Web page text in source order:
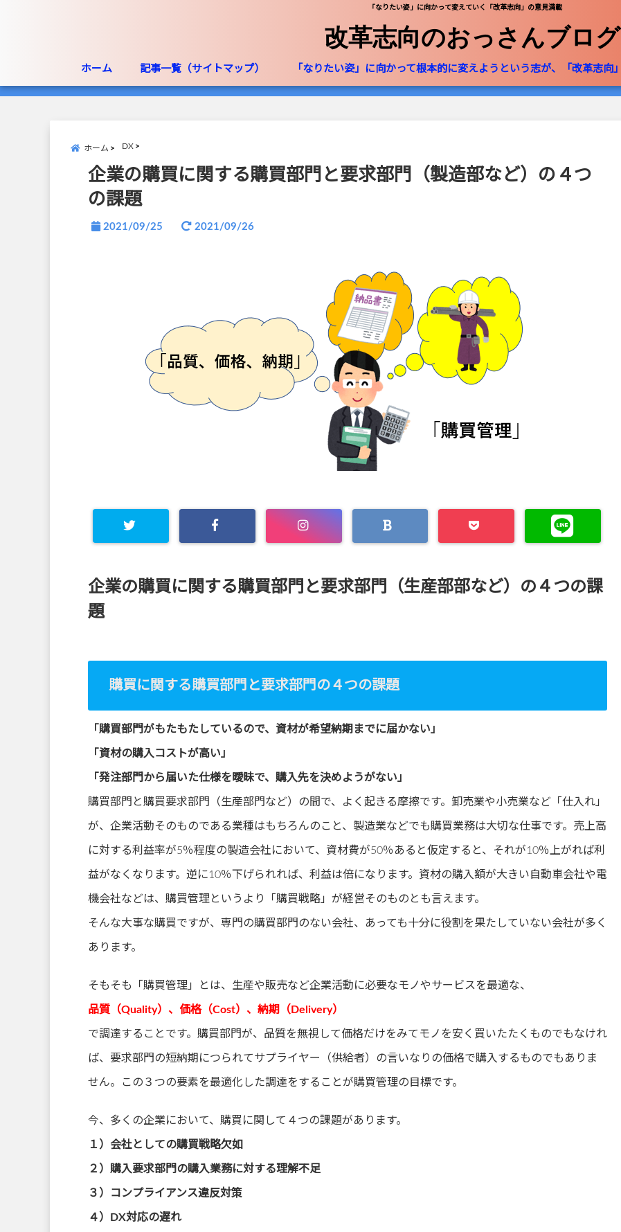
「なりたい姿」に向かって変えていく「改革志向」の意見満載
改革志向のおっさんブログ
ホーム 記事一覧（サイトマップ） 「なりたい姿」に向かって根本的に変えようという志が、「改革志向」
ホーム DX
企業の購買に関する購買部門と要求部門（製造部など）の４つ
の課題
2021/09/25 2021/09/26
key "Twitter" in
komiya.com/public_html/
count-cache/sns-count-
cache.phpon line 2897
企業の購買に関する購買部門と要求部門（生産部部など）の４つの課
題
購買に関する購買部門と要求部門の４つの課題
「購買部門がもたもたしているので、資材が希望納期までに届かない」
「資材の購入コストが高い」
「発注部門から届いた仕様を曖昧で、購入先を決めようがない」
購買部門と購買要求部門（生産部門など）の間で、よく起きる摩擦です。卸売業や小売業など「仕入れ」
が、企業活動そのものである業種はもちろんのこと、製造業などでも購買業務は大切な仕事です。売上高
に対する利益率が5％程度の製造会社において、資材費が50％あると仮定すると、それが10％上がれば利
益がなくなります。逆に10％下げられれば、利益は倍になります。資材の購入額が大きい自動車会社や電
機会社などは、購買管理というより「購買戦略」が経営そのものとも言えます。
そんな大事な購買ですが、専門の購買部門のない会社、あっても十分に役割を果たしていない会社が多く
あります。
そもそも「購買管理」とは、生産や販売など企業活動に必要なモノやサービスを最適な、
品質（Quality）、価格（Cost）、納期（Delivery）
で調達することです。購買部門が、品質を無視して価格だけをみてモノを安く買いたたくものでもなけれ
ば、要求部門の短納期につられてサプライヤー（供給者）の言いなりの価格で購入するものでもありま
せん。この３つの要素を最適化した調達をすることが購買管理の目標です。
今、多くの企業において、購買に関して４つの課題があります。
１）会社としての購買戦略欠如
２）購入要求部門の購入業務に対する理解不足
３）コンプライアンス違反対策
４） DX対応の遅れ